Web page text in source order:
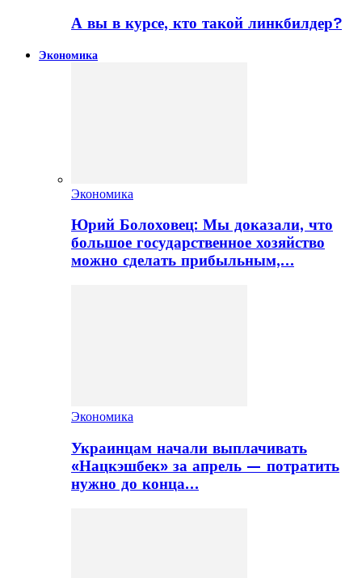
А вы в курсе, кто такой линкбилдер?
Экономика
Экономика
Юрий Болоховец: Мы доказали, что
большое государственное хозяйство
можно сделать прибыльным,…
Экономика
Украинцам начали выплачивать
«Нацкэшбек» за апрель — потратить
нужно до конца…